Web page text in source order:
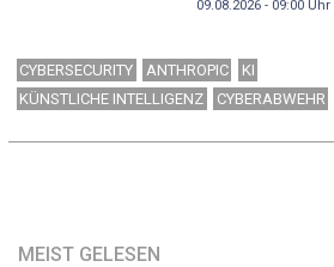
09.08.2026 - 09:00Uhr
CYBERSECURITY ANTHROPIC
KI
KÜNSTLICHE INTELLIGENZ
CYBERABWEHR
MEIST GELESEN